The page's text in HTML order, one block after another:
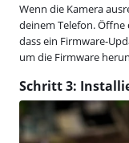
Wenn die Kamera
deinem Telefon. Öffne
dass ein Firmware-
um die Firmware
Schritt 3: